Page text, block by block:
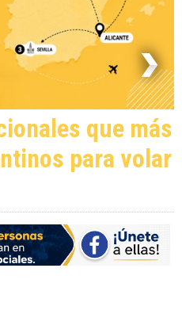
que más
para volar